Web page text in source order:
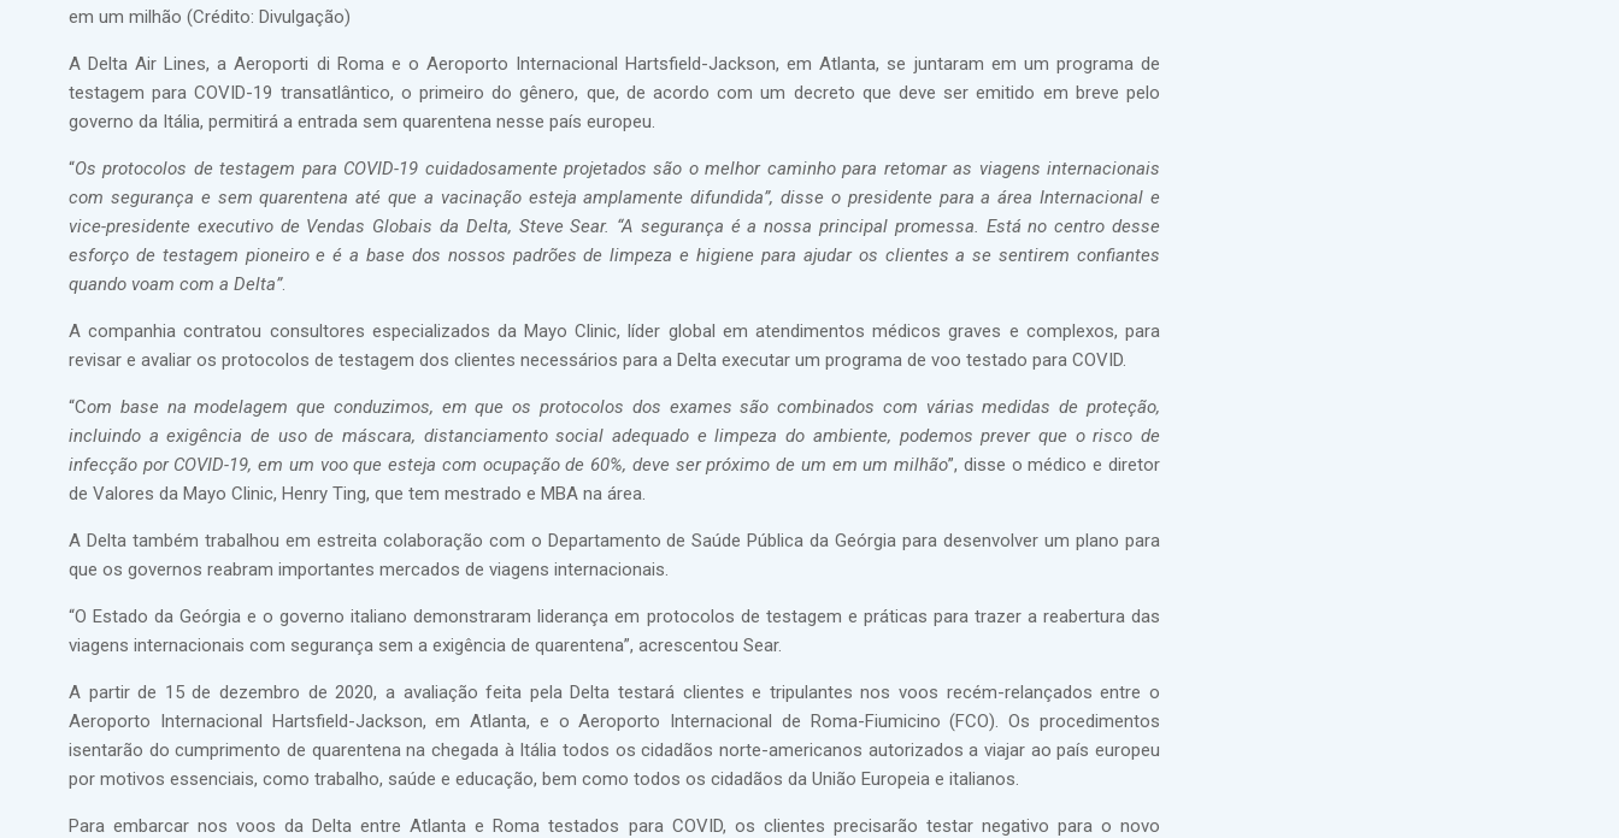
em um milhão (Crédito: Divulgação)
A Delta Air Lines, a Aeroporti di Roma e o Aeroporto Internacional Hartsfield-Jackson, em Atlanta, se juntaram em um programa de
testagem para COVID-19 transatlântico, o primeiro do gênero, que, de acordo com um decreto que deve ser emitido em breve pelo
governo da Itália, permitirá a entrada sem quarentena nesse país europeu.
“Os protocolos de testagem para COVID-19 cuidadosamente projetados são o melhor caminho para retomar as viagens internacionais
com segurança e sem quarentena até que a vacinação esteja amplamente difundida”, disse o presidente para a área Internacional e
vice-presidente executivo de Vendas Globais da Delta, Steve Sear. “A segurança é a nossa principal promessa. Está no centro desse
esforço de testagem pioneiro e é a base dos nossos padrões de limpeza e higiene para ajudar os clientes a se sentirem confiantes
quando voam com a Delta”.
A companhia contratou consultores especializados da Mayo Clinic, líder global em atendimentos médicos graves e complexos, para
revisar e avaliar os protocolos de testagem dos clientes necessários para a Delta executar um programa de voo testado para COVID.
“Com base na modelagem que conduzimos, em que os protocolos dos exames são combinados com várias medidas de proteção,
incluindo a exigência de uso de máscara, distanciamento social adequado e limpeza do ambiente, podemos prever que o risco de
infecção por COVID-19, em um voo que esteja com ocupação de 60%, deve ser próximo de um em um milhão”, disse o médico e diretor
de Valores da Mayo Clinic, Henry Ting, que tem mestrado e MBA na área.
A Delta também trabalhou em estreita colaboração com o Departamento de Saúde Pública da Geórgia para desenvolver um plano para
que os governos reabram importantes mercados de viagens internacionais.
“O Estado da Geórgia e o governo italiano demonstraram liderança em protocolos de testagem e práticas para trazer a reabertura das
viagens internacionais com segurança sem a exigência de quarentena”, acrescentou Sear.
A partir de 15 de dezembro de 2020, a avaliação feita pela Delta testará clientes e tripulantes nos voos recém-relançados entre o
Aeroporto Internacional Hartsfield-Jackson, em Atlanta, e o Aeroporto Internacional de Roma-Fiumicino (FCO). Os procedimentos
isentarão do cumprimento de quarentena na chegada à Itália todos os cidadãos norte-americanos autorizados a viajar ao país europeu
por motivos essenciais, como trabalho, saúde e educação, bem como todos os cidadãos da União Europeia e italianos.
Para embarcar nos voos da Delta entre Atlanta e Roma testados para COVID, os clientes precisarão testar negativo para o novo